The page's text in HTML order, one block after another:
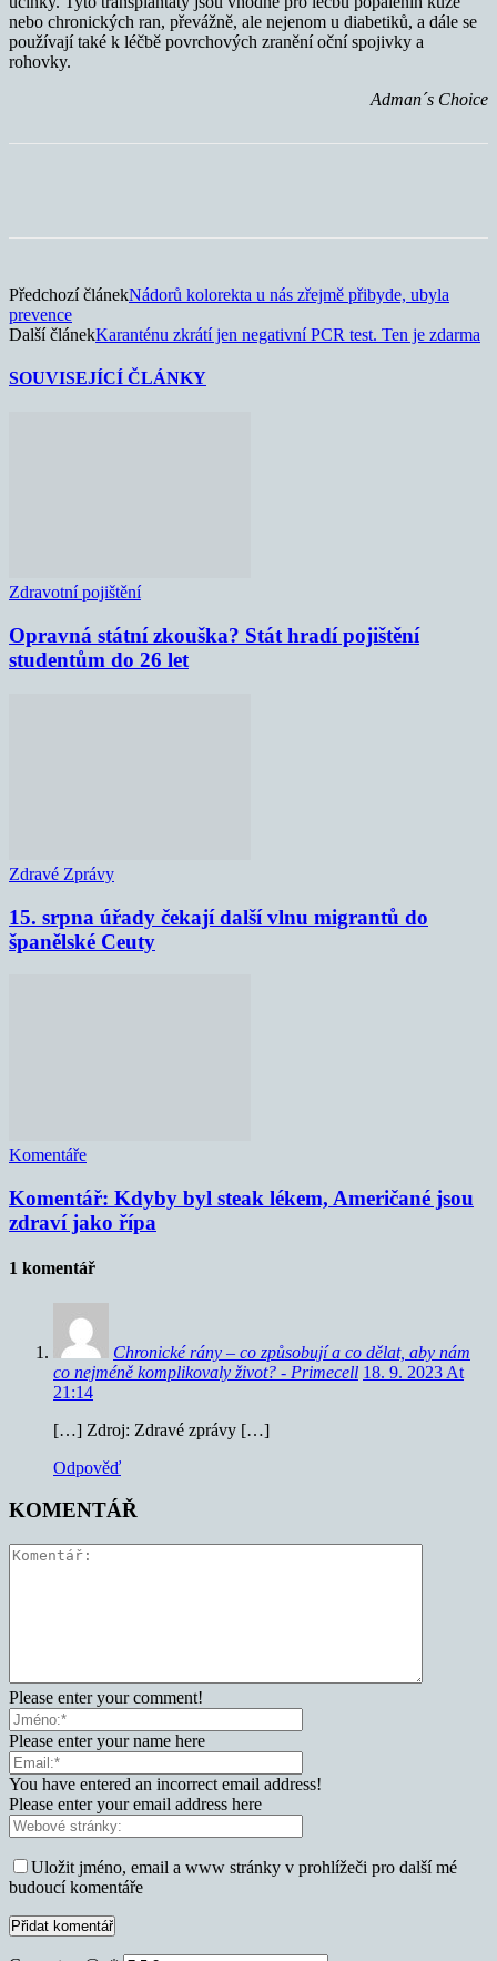
nebo chronických ran, převážně, ale nejenom u diabetiků, a dále se
používají také k léčbě povrchových zranění oční spojivky a
rohovky.
Adman´s Choice
Předchozí článekNádorů kolorekta u nás zřejmě přibyde, ubyla
prevence
Další článekKaranténu zkrátí jen negativní PCR test. Ten je zdarma
SOUVISEJÍCÍ ČLÁNKY
Zdravotní pojištění
Opravná státní zkouška? Stát hradí pojištění
studentům do 26 let
Zdravé Zprávy
15. srpna úřady čekají další vlnu migrantů do
španělské Ceuty
Komentáře
Komentář: Kdyby byl steak lékem, Američané jsou
zdraví jako řípa
1 komentář
Chronické rány – co způsobují a co dělat, aby nám
co nejméně komplikovaly život? - Primecell 18. 9. 2023 At
21:14
[…] Zdroj: Zdravé zprávy […]
Odpověď
KOMENTÁŘ
Please enter your comment!
Please enter your name here
You have entered an incorrect email address!
Please enter your email address here
Uložit jméno, email a www stránky v prohlížeči pro další mé
budoucí komentáře